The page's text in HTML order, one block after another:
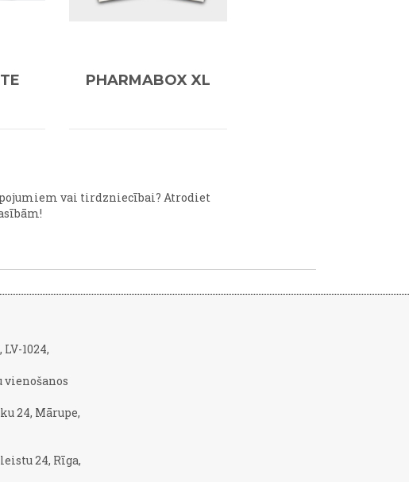
PHARMABOX XL
vai tirdzniecībai? Atrodiet
LV-1024,
24, Mārupe,
24, Rīga,